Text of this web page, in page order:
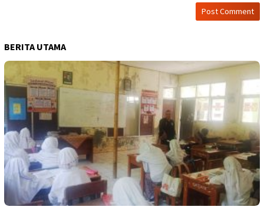
BERITA UTAMA